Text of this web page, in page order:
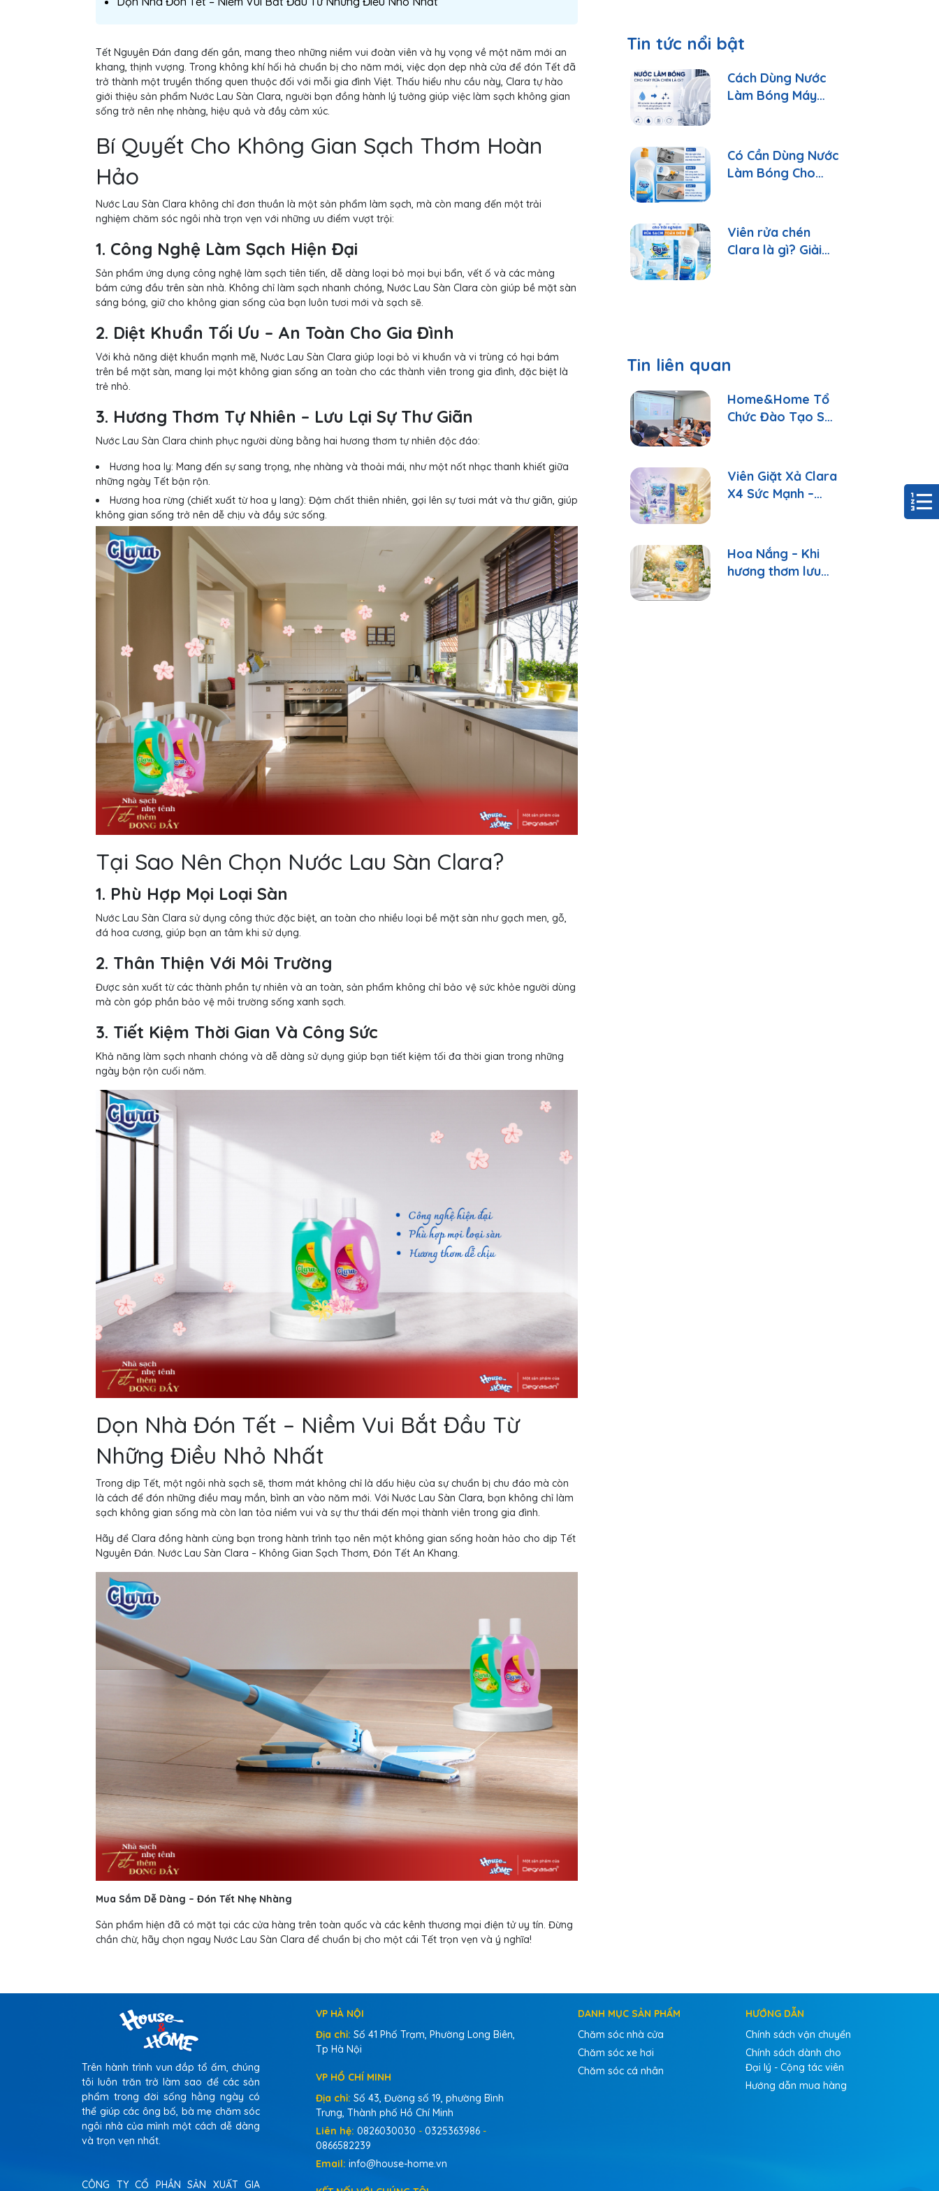
Tết Nguyên Đán đang đến gần, mang theo những niềm vui đoàn viên và hy vọng về một năm mới an
khang, thịnh vượng. Trong không khí hối hả chuẩn bị cho năm mới, việc dọn dẹp nhà cửa để đón Tết đã
trở thành một truyền thống quen thuộc đối với mỗi gia đình Việt. Thấu hiểu nhu cầu này, Clara tự hào
giới thiệu sản phẩm Nước Lau Sàn Clara, người bạn đồng hành lý tưởng giúp việc làm sạch không gian
sống trở nên nhẹ nhàng, hiệu quả và đầy cảm xúc.
Bí Quyết Cho Không Gian Sạch Thơm Hoàn
Hảo
Nước Lau Sàn Clara không chỉ đơn thuần là một sản phẩm làm sạch, mà còn mang đến một trải
nghiệm chăm sóc ngôi nhà trọn vẹn với những ưu điểm vượt trội:
1. Công Nghệ Làm Sạch Hiện Đại
Sản phẩm ứng dụng công nghệ làm sạch tiên tiến, dễ dàng loại bỏ mọi bụi bẩn, vết ố và các mảng
bám cứng đầu trên sàn nhà. Không chỉ làm sạch nhanh chóng, Nước Lau Sàn Clara còn giúp bề mặt sàn
sáng bóng, giữ cho không gian sống của bạn luôn tươi mới và sạch sẽ.
2. Diệt Khuẩn Tối Ưu – An Toàn Cho Gia Đình
Với khả năng diệt khuẩn mạnh mẽ, Nước Lau Sàn Clara giúp loại bỏ vi khuẩn và vi trùng có hại bám
trên bề mặt sàn, mang lại một không gian sống an toàn cho các thành viên trong gia đình, đặc biệt là
trẻ nhỏ.
3. Hương Thơm Tự Nhiên – Lưu Lại Sự Thư Giãn
Nước Lau Sàn Clara chinh phục người dùng bằng hai hương thơm tự nhiên độc đáo:
Hương hoa ly: Mang đến sự sang trọng, nhẹ nhàng và thoải mái, như một nốt nhạc thanh khiết giữa
những ngày Tết bận rộn.
Hương hoa rừng (chiết xuất từ hoa y lang): Đậm chất thiên nhiên, gợi lên sự tươi mát và thư giãn, giúp
không gian sống trở nên dễ chịu và đầy sức sống.
Tại Sao Nên Chọn Nước Lau Sàn Clara?
1. Phù Hợp Mọi Loại Sàn
Nước Lau Sàn Clara sử dụng công thức đặc biệt, an toàn cho nhiều loại bề mặt sàn như gạch men, gỗ,
đá hoa cương, giúp bạn an tâm khi sử dụng.
2. Thân Thiện Với Môi Trường
Được sản xuất từ các thành phần tự nhiên và an toàn, sản phẩm không chỉ bảo vệ sức khỏe người dùng
mà còn góp phần bảo vệ môi trường sống xanh sạch.
3. Tiết Kiệm Thời Gian Và Công Sức
Khả năng làm sạch nhanh chóng và dễ dàng sử dụng giúp bạn tiết kiệm tối đa thời gian trong những
ngày bận rộn cuối năm.
Dọn Nhà Đón Tết – Niềm Vui Bắt Đầu Từ
Những Điều Nhỏ Nhất
Trong dịp Tết, một ngôi nhà sạch sẽ, thơm mát không chỉ là dấu hiệu của sự chuẩn bị chu đáo mà còn
là cách để đón những điều may mắn, bình an vào năm mới. Với Nước Lau Sàn Clara, bạn không chỉ làm
sạch không gian sống mà còn lan tỏa niềm vui và sự thư thái đến mọi thành viên trong gia đình.
Hãy để Clara đồng hành cùng bạn trong hành trình tạo nên một không gian sống hoàn hảo cho dịp Tết
Nguyên Đán. Nước Lau Sàn Clara – Không Gian Sạch Thơm, Đón Tết An Khang.
Mua Sắm Dễ Dàng – Đón Tết Nhẹ Nhàng
Sản phẩm hiện đã có mặt tại các cửa hàng trên toàn quốc và các kênh thương mại điện tử uy tín. Đừng
chần chừ, hãy chọn ngay Nước Lau Sàn Clara để chuẩn bị cho một cái Tết trọn vẹn và ý nghĩa!
Tin tức nổi bật
Cách Dùng Nước
Làm Bóng Máy
Có Cần Dùng Nước
Làm Bóng Cho
Viên rửa chén
Clara là gì? Giải
Tin liên quan
Home&Home Tổ
Chức Đào Tạo Sản
Hơn
Viên Giặt Xả Clara
X4 Sức Mạnh –
Hoa Nắng – Khi
hương thơm lưu
Trên hành trình vun đắp tổ ấm, chúng
tôi luôn trăn trở làm sao để các sản
phẩm trong đời sống hằng ngày có
thể giúp các ông bố, bà mẹ chăm sóc
ngôi nhà của mình một cách dễ dàng
và trọn vẹn nhất.
CÔNG TY CỔ PHẦN SẢN XUẤT GIA
VP HÀ NỘI
Địa chỉ: Số 41 Phố Trạm, Phường Long Biên,
Tp Hà Nội
VP HỒ CHÍ MINH
Địa chỉ: Số 43, Đường số 19, phường Bình
Trưng, Thành phố Hồ Chí Minh
Liên hệ: 0826030030 - 0325363986 -
0866582239
Email: info@house-home.vn
DANH MỤC SẢN PHẨM
Chăm sóc nhà cửa
Chăm sóc xe hơi
Chăm sóc cá nhân
HƯỚNG DẪN
Chính sách vận chuyển
Chính sách dành cho
Đại lý - Cộng tác viên
Hướng dẫn mua hàng